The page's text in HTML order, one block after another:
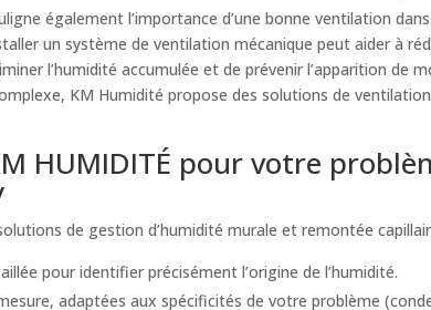
également l’importance d’une bonne ventilation
un système de ventilation mécanique peut aider à
l’humidité accumulée et de prévenir l’apparition
KM Humidité propose des solutions de
HUMIDITÉ pour votre
de gestion d’humidité murale et remontée
pour identifier précisément l’origine de l’humidité.
adaptées aux spécificités de votre problème